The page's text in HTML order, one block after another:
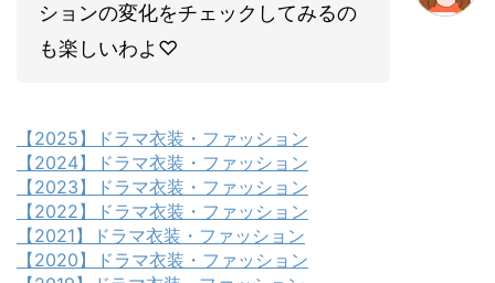
ションの変化をチェックしてみるの
も楽しいわよ♡
【2025】ドラマ衣装・ファッション
【2024】ドラマ衣装・ファッション
【2023】ドラマ衣装・ファッション
【2022】ドラマ衣装・ファッション
【2021】ドラマ衣装・ファッション
【2020】ドラマ衣装・ファッション